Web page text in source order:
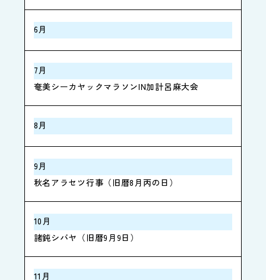
6月
7月
奄美シーカヤックマラソンIN加計呂麻大会
8月
9月
秋名アラセツ行事（旧暦8月丙の日）
10月
諸鈍シバヤ（旧暦9月9日）
11月